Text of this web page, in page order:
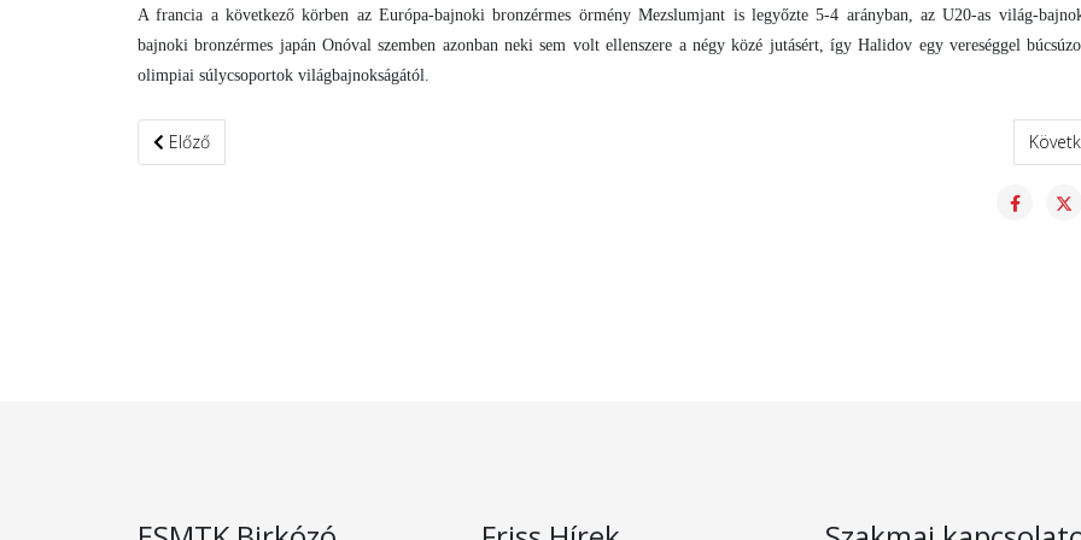
A francia a következő körben az Európa-bajnoki bronzérmes örmény Mezslumjant is legyőzte 5-4 arányban, az U20-as világ-
bajnoki bronzérmes japán Onóval szemben azonban neki sem volt ellenszere a négy közé jutásért, így Halidov egy vereséggel
olimpiai súlycsoportok világbajnokságától.
Előző cikk: Olasz Vencel és Gerhauser Vilmos is diákolimpiai bajnok
Előző